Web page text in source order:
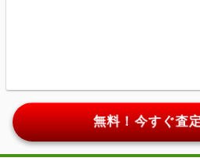
無料！今すぐ査